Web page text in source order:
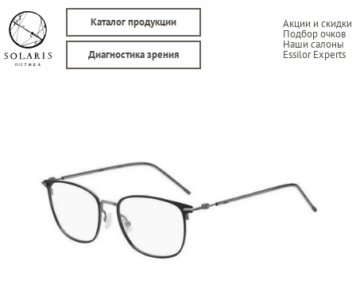
Каталог продукции Акции и скидки
Подбор очков
Наши салоны
Essilor Experts
Диагностика зрения